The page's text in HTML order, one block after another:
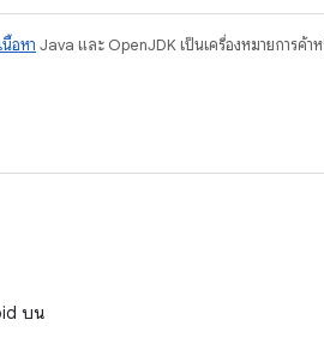
อหา Java และ OpenJDK เป็นเครื่องหมายการค้า
บน